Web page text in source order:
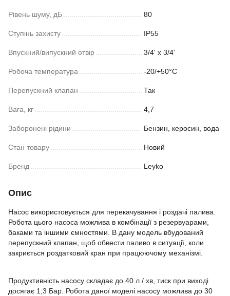
Рівень шуму, дБ 80
Ступінь захисту IP55
Впускний/випускний отвір 3/4' x 3/4'
Робоча температура -20/+50°С
Перепускний клапан Так
Вага, кг 4,7
Заборонені рідини Бензин, керосин, вода
Стан товару Новий
Бренд Leyko
Опис
Насос використовується для перекачування і роздачі палива.
Робота цього насоса можлива в комбінації з резервуарами,
баками та іншими ємностями. В дану модель вбудований
перепускний клапан, щоб обвести паливо в ситуації, коли
закриється роздатковий кран при працюючому механізмі.
Продуктивність насосу складає до 40 л / хв, тиск при виході
досягає 1,3 Бар. Робота даної моделі насосу можлива до 30